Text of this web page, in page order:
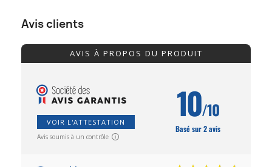
Avis clients
AVIS À PROPOS DU PRODUIT
VOIR L'ATTESTATION
Avis soumis à un contrôle
10/10
Basé sur 2 avis